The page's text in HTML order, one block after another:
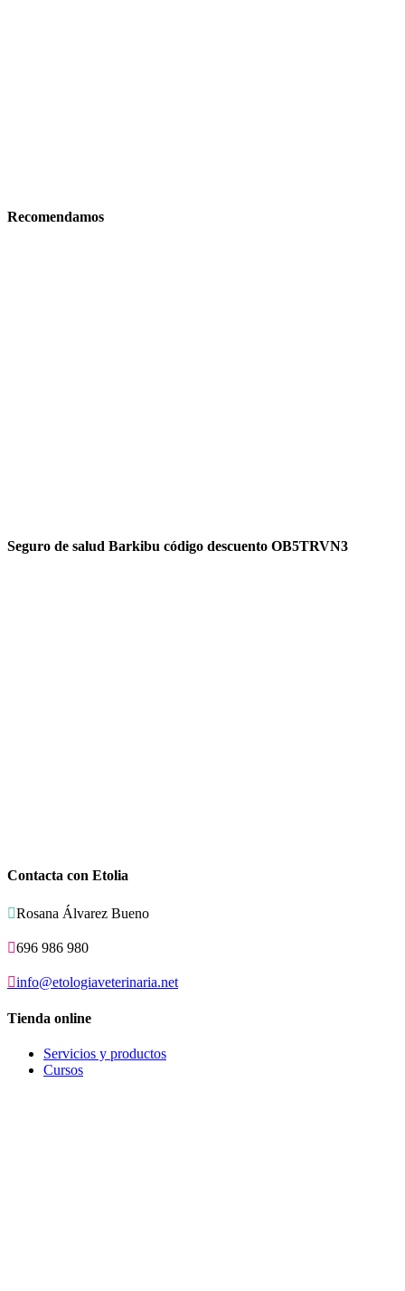
Recomendamos
Seguro de salud Barkibu código descuento OB5TRVN3
Contacta con Etolia
Rosana Álvarez Bueno
696 986 980
info@etologiaveterinaria.net
Tienda online
Servicios y productos
Cursos